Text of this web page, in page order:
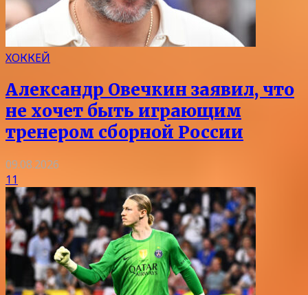
ХОККЕЙ
Александр Овечкин заявил, что
не хочет быть играющим
тренером сборной России
09.08.2026
11